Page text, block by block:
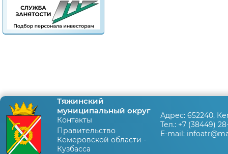
Тяжинский
муниципальный округ
Контакты
Правительство
Кемеровской области -
Кузбасса
Адрес: 652240,
Тел.: +7 (38449)
E-mail: